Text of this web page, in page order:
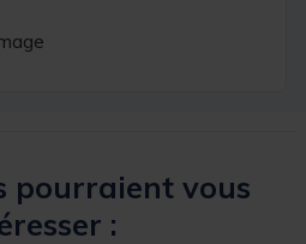
pourraient vous
: